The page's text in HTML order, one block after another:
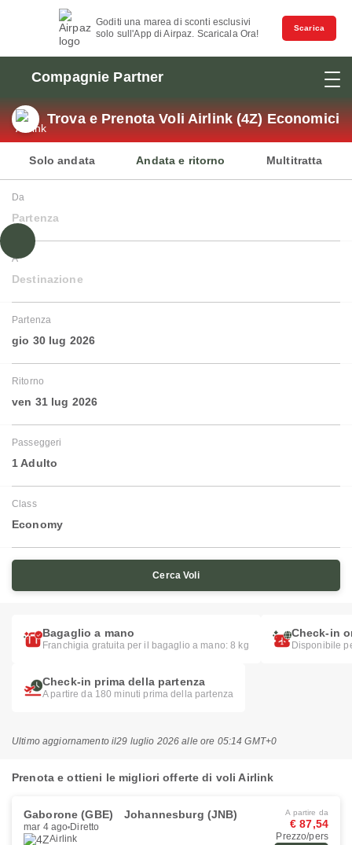
Goditi una marea di sconti esclusivi
solo sull'App di Airpaz. Scaricala Ora!
Scarica
Compagnie Partner
Trova e Prenota Voli Airlink (4Z) Economici
Solo andata Andata e ritorno Multitratta
Da
Partenza
A
Destinazione
Partenza
gio 30 lug 2026
Ritorno
ven 31 lug 2026
Passeggeri
1 Adulto
Class
Economy
Cerca Voli
Bagaglio a mano
Franchigia gratuita per il bagaglio a mano: 8 kg
Check-in
Disponibile
Check-in prima della partenza
A partire da 180 minuti prima della partenza
Ultimo aggiornamento il29 luglio 2026 alle ore 05:14 GMT+0
Prenota e ottieni le migliori offerte di voli Airlink
Gaborone (GBE) Johannesburg (JNB)
mar 4 ago Diretto
Airlink
A partire da
€ 87,54
Prezzo/pers